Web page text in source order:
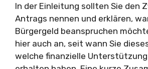
In der Einleitung sollten Sie den
Antrags nennen und erklären,
Bürgergeld beanspruchen
hier auch an, seit wann Sie
welche finanzielle Unterstützung